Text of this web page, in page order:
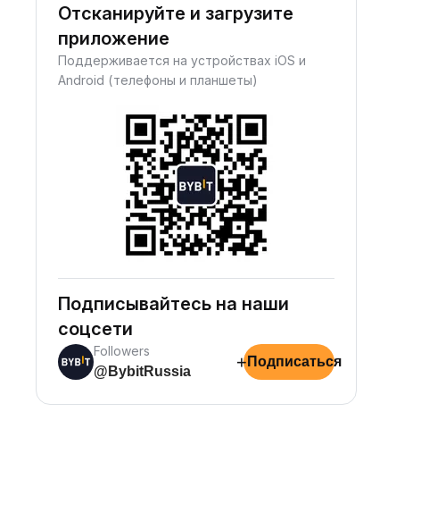
Отсканируйте и загрузите
приложение
Поддерживается на устройствах iOS и
Android (телефоны и планшеты)
Подписывайтесь на наши
соцсети
Followers
@BybitRussia
+ Подписаться